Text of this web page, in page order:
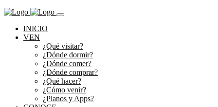
INICIO
VEN
¿Qué visitar?
¿Dónde dormir?
¿Dónde comer?
¿Dónde comprar?
¿Qué hacer?
¿Cómo venir?
¿Planos y Apps?